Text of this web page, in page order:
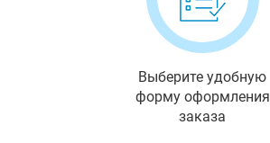
Выберите удобную
форму оформления
заказа